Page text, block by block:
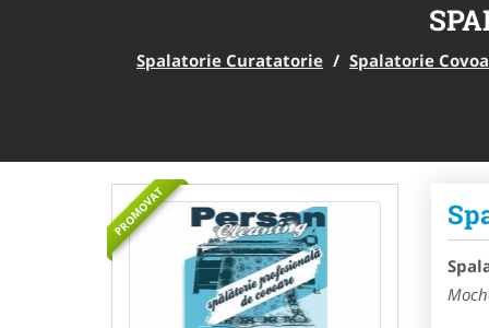
Spalatorie Curatatorie / Spalatorie
PROMOVAT